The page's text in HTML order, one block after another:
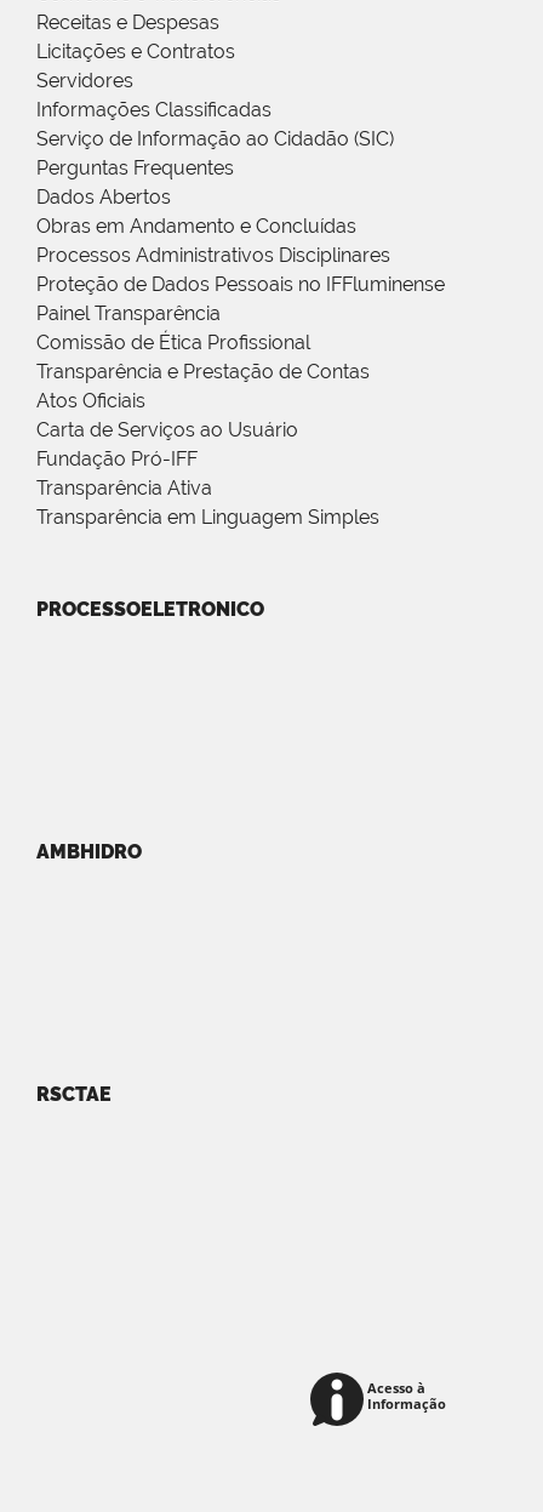
Receitas e Despesas
Licitações e Contratos
Servidores
Informações Classificadas
Serviço de Informação ao Cidadão (SIC)
Perguntas Frequentes
Dados Abertos
Obras em Andamento e Concluídas
Processos Administrativos Disciplinares
Proteção de Dados Pessoais no IFFluminense
Painel Transparência
Comissão de Ética Profissional
Transparência e Prestação de Contas
Atos Oficiais
Carta de Serviços ao Usuário
Fundação Pró-IFF
Transparência Ativa
Transparência em Linguagem Simples
PROCESSOELETRONICO
AMBHIDRO
RSCTAE